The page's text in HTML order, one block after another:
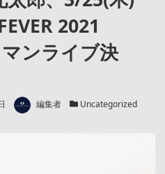
2021
ンライブ決
著者 編集者 カテゴリー
Uncategorized